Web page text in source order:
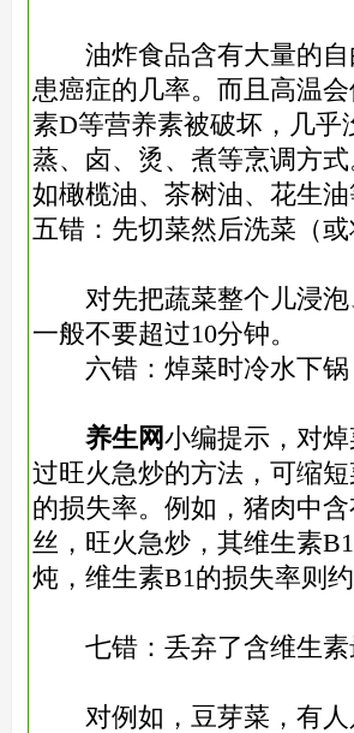
油炸食品含有大量的自
患癌症的几率。而且高温
素D等营养素被破坏，几
蒸、卤、烫、煮等烹调方
如橄榄油、茶树油、花生油
五错：先切菜然后洗菜（
对先把蔬菜整个儿浸泡
一般不要超过10分钟。
六错：焯菜时冷水下锅
养生网小编提示，对
过旺火急炒的方法，可缩
的损失率。例如，猪肉中
丝，旺火急炒，其维生素
炖，维生素B1的损失率则约
七错：丢弃了含维生素
对例如，豆芽菜，有人